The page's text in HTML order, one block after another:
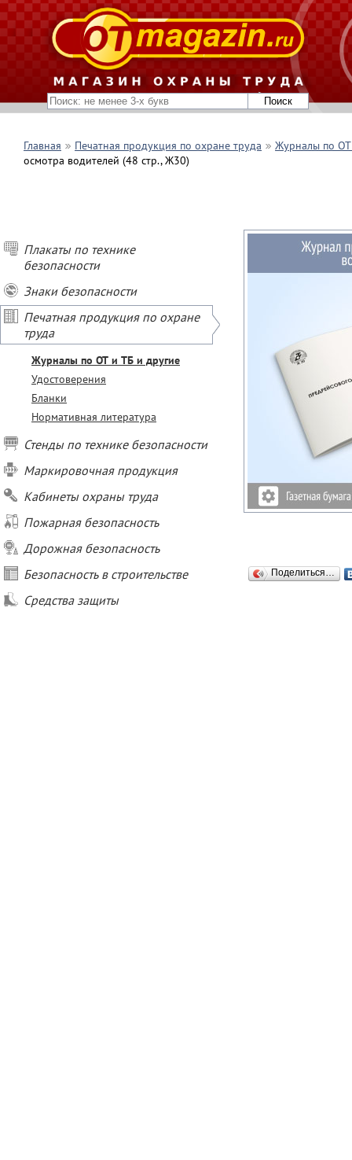
Главная Печатная продукция по охране труда
Журналы по
осмотра водителей (48 стр., Ж30)
Плакаты по технике
безопасности
Знаки безопасности
Печатная продукция по охране
труда
Журналы по ОТ и ТБ и другие
Удостоверения
Бланки
Нормативная литература
Стенды по технике безопасности
Маркировочная продукция
Кабинеты охраны труда
Пожарная безопасность
Дорожная безопасность
Безопасность в строительстве
Средства защиты
Поделиться…